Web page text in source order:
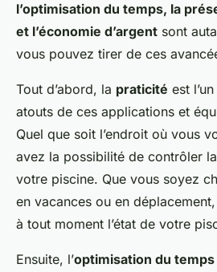
l’optimisation du temps, la
et l’économie d’argent sont
vous pouvez tirer de ces
Tout d’abord, la praticité est
atouts de ces applications et
Quel que soit l’endroit où vous
avez la possibilité de contrôler
votre piscine. Que vous soyez
en vacances ou en
à tout moment l’état de votre
Ensuite, l’optimisation du temps